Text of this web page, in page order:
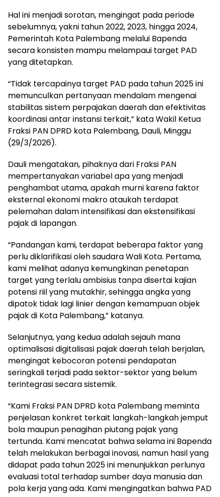
Hal ini menjadi sorotan, mengingat pada periode
sebelumnya, yakni tahun 2022, 2023, hingga 2024,
Pemerintah Kota Palembang melalui Bapenda
secara konsisten mampu melampaui target PAD
yang ditetapkan.
“Tidak tercapainya target PAD pada tahun 2025 ini
memunculkan pertanyaan mendalam mengenai
stabilitas sistem perpajakan daerah dan efektivitas
koordinasi antar instansi terkait,” kata Wakil Ketua
Fraksi PAN DPRD kota Palembang, Dauli, Minggu
(29/3/2026).
Dauli mengatakan, pihaknya dari Fraksi PAN
mempertanyakan variabel apa yang menjadi
penghambat utama, apakah murni karena faktor
eksternal ekonomi makro ataukah terdapat
pelemahan dalam intensifikasi dan ekstensifikasi
pajak di lapangan.
“Pandangan kami, terdapat beberapa faktor yang
perlu diklarifikasi oleh saudara Wali Kota. Pertama,
kami melihat adanya kemungkinan penetapan
target yang terlalu ambisius tanpa disertai kajian
potensi riil yang mutakhir, sehingga angka yang
dipatok tidak lagi linier dengan kemampuan objek
pajak di Kota Palembang,” katanya.
Selanjutnya, yang kedua adalah sejauh mana
optimalisasi digitalisasi pajak daerah telah berjalan,
mengingat kebocoran potensi pendapatan
seringkali terjadi pada sektor-sektor yang belum
terintegrasi secara sistemik.
“Kami Fraksi PAN DPRD kota Palembang meminta
penjelasan konkret terkait langkah-langkah jemput
bola maupun penagihan piutang pajak yang
tertunda. Kami mencatat bahwa selama ini Bapenda
telah melakukan berbagai inovasi, namun hasil yang
didapat pada tahun 2025 ini menunjukkan perlunya
evaluasi total terhadap sumber daya manusia dan
pola kerja yang ada. Kami mengingatkan bahwa PAD